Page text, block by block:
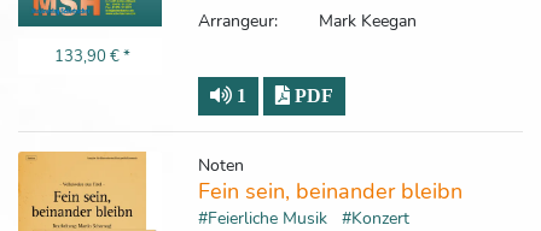
133,90 €*
Arrangeur:
Mark Keegan
1 PDF
Noten
Fein sein, beinander bleibn
#Feierliche Musik
#Konzert